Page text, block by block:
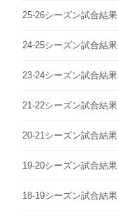
25-26シーズン試合結果
24-25シーズン試合結果
23-24シーズン試合結果
21-22シーズン試合結果
20-21シーズン試合結果
19-20シーズン試合結果
18-19シーズン試合結果